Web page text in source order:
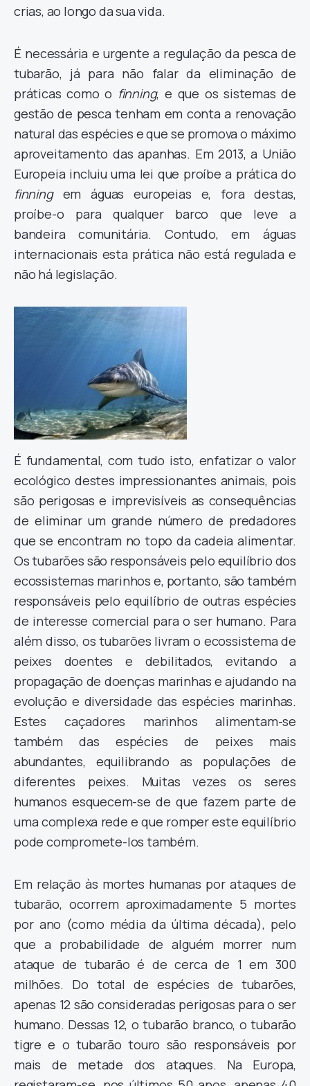
crias, ao longo da sua vida.
É necessária e urgente a regulação da pesca de
tubarão, já para não falar da eliminação de
práticas como o finning, e que os sistemas de
gestão de pesca tenham em conta a renovação
natural das espécies e que se promova o máximo
aproveitamento das apanhas. Em 2013, a União
Europeia incluiu uma lei que proíbe a prática do
finningem águas europeias e, fora destas,
proíbe-o para qualquer barco que leve a
bandeira comunitária. Contudo, em águas
internacionais esta prática não está regulada e
não há legislação.
É fundamental, com tudo isto, enfatizar o valor
ecológico destes impressionantes animais, pois
são perigosas e imprevisíveis as consequências
de eliminar um grande número de predadores
que se encontram no topo da cadeia alimentar.
Os tubarões são responsáveis pelo equilíbrio dos
ecossistemas marinhos e, portanto, são também
responsáveis pelo equilíbrio de outras espécies
de interesse comercial para o ser humano. Para
além disso, os tubarões livram o ecossistema de
peixes doentes e debilitados, evitando a
propagação de doenças marinhas e ajudando na
evolução e diversidade das espécies marinhas.
Estes caçadores marinhos alimentam-se
também das espécies de peixes mais
abundantes, equilibrando as populações de
diferentes peixes. Muitas vezes os seres
humanos esquecem-se de que fazem parte de
uma complexa rede e que romper este equilíbrio
pode compromete-los também.
Em relação às mortes humanas por ataques de
tubarão, ocorrem aproximadamente 5 mortes
por ano (como média da última década), pelo
que a probabilidade de alguém morrer num
ataque de tubarão é de cerca de 1 em 300
milhões. Do total de espécies de tubarões,
apenas 12 são consideradas perigosas para o ser
humano. Dessas 12, o tubarão branco, o tubarão
tigre e o tubarão touro são responsáveis por
mais de metade dos ataques. Na Europa,